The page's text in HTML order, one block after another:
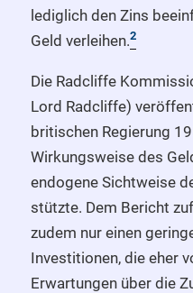
lediglich den Zins
Geld verleihen.2
Die Radcliffe
Lord Radcliffe)
britischen Regierung
Wirkungsweise des
endogene Sichtweise
stützte. Dem Bericht
zudem nur einen
Investitionen, die eher
Erwartungen über die